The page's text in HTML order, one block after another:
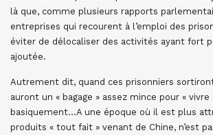
là que, comme plusieurs rapports
entreprises qui recourent à l’emploi des
éviter de délocaliser des activités ayant fort
ajoutée.
Autrement dit, quand ces prisonniers
auront un « bagage » assez mince pour « vivre
basiquement…A une époque où il est plus
produits « tout fait » venant de Chine, n’est